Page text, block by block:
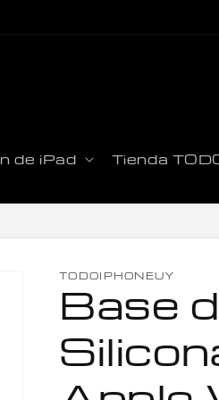
de iPad Tienda
TODOIPHONEUY
Base